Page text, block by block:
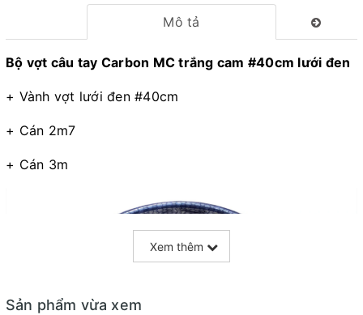
Mô tả
Bộ vợt câu tay Carbon MC trắng cam #40cm lưới đen
+ Vành vợt lưới đen #40cm
+ Cán 2m7
+ Cán 3m
Xem thêm
Sản phẩm vừa xem